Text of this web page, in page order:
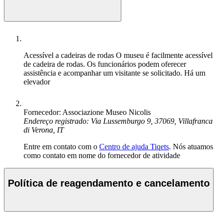
Acessível a cadeiras de rodas O museu é facilmente acessível
de cadeira de rodas. Os funcionários podem oferecer
assistência e acompanhar um visitante se solicitado. Há um
elevador
Fornecedor: Associazione Museo Nicolis
Endereço registrado: Via Lussemburgo 9, 37069, Villafranca
di Verona, IT
Entre em contato com o Centro de ajuda Tiqets. Nós atuamos
como contato em nome do fornecedor de atividade
Política de reagendamento e cancelamento